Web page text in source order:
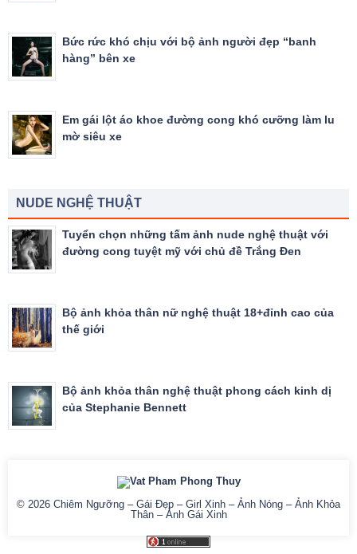
Bức rức khó chịu với bộ ảnh người đẹp “banh
hàng” bên xe
Em gái lột áo khoe đường cong khó cưỡng làm lu
mờ siêu xe
NUDE NGHỆ THUẬT
Tuyển chọn những tấm ảnh nude nghệ thuật với
đường cong tuyệt mỹ với chủ đề Trắng Đen
Bộ ảnh khỏa thân nữ nghệ thuật 18+đỉnh cao của
thế giới
Bộ ảnh khỏa thân nghệ thuật phong cách kinh dị
của Stephanie Bennett
© 2026 Chiêm Ngưỡng – Gái Đẹp – Girl Xinh – Ảnh Nóng – Ảnh Khỏa
Thân – Ảnh Gái Xinh